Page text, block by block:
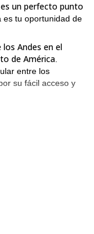
un perfecto punto
es tu oportunidad de
los Andes en el
de América
entre los
su fácil acceso y
paisaje
y matorral) y